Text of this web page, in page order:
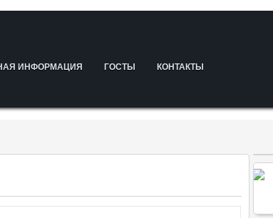
ИНФОРМАЦИЯ ГОСТЫ КОНТАКТЫ